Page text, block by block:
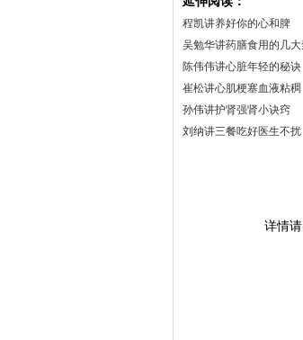
程凯讲养好你的心和脾
吴勉华讲药膳食用的几
陈伟伟讲心脏年轻的秘诀
崔松讲心肌梗塞血液粘稠
孙伟讲护肾强肾小诀窍
刘纳讲三餐吃好医生不扰
详情请